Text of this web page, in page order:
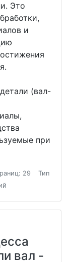
Это
и
(вал-
при
29
Тип
вал -